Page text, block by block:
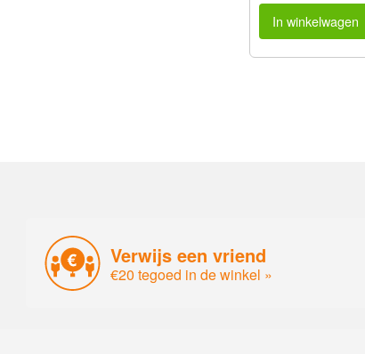
In winkelwagen
Verwijs een vriend
€20 tegoed in de winkel »